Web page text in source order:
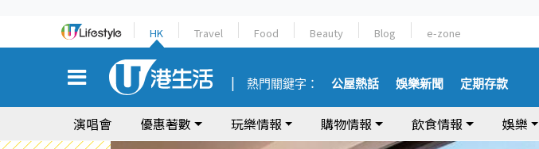
HK Travel Food Beauty Blog e-zone
熱門關鍵字： 公屋熱話 娛樂新聞 定期存款
演唱會 優惠著數 玩樂情報 購物情報 飲食情報 娛樂